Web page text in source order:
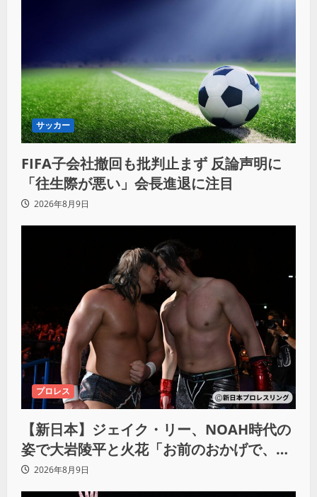
サッカー
FIFA子会社撤回も批判止まず 反論声明に
「往生際が悪い」会長進退に注目
2026年8月9日
プロレス
【新日本】ジェイク・リー、NOAH時代の
姿で大岩陵平と火花「お前のおかげで、忘
れてたもの思い出したわ」
2026年8月9日